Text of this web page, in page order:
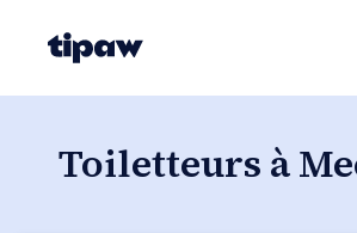
Toiletteurs à